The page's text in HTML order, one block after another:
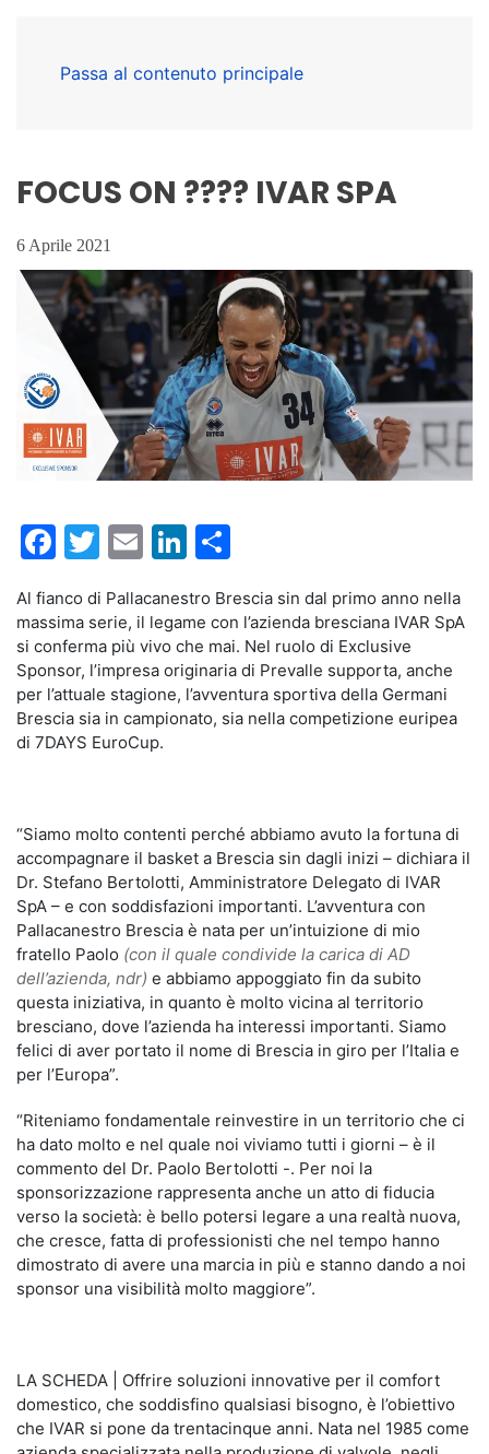
Passa al contenuto principale
FOCUS ON ???? IVAR SPA
6 Aprile 2021
Facebook
Twitter
EmailLinkedIn
Al fianco di Pallacanestro Brescia sin dal primo anno nella
massima serie, il legame con l’azienda bresciana IVAR SpA
si conferma più vivo che mai. Nel ruolo di Exclusive
Sponsor, l’impresa originaria di Prevalle supporta, anche
per l’attuale stagione, l’avventura sportiva della Germani
Brescia sia in campionato, sia nella competizione euripea
di 7DAYS EuroCup.
“Siamo molto contenti perché abbiamo avuto la fortuna di
accompagnare il basket a Brescia sin dagli inizi – dichiara il
Dr. Stefano Bertolotti, Amministratore Delegato di IVAR
SpA – e con soddisfazioni importanti. L’avventura con
Pallacanestro Brescia è nata per un’intuizione di mio
fratello Paolo (con il quale condivide la carica di AD
dell’azienda, ndr) e abbiamo appoggiato fin da subito
questa iniziativa, in quanto è molto vicina al territorio
bresciano, dove l’azienda ha interessi importanti. Siamo
felici di aver portato il nome di Brescia in giro per l’Italia e
per l’Europa”.
“Riteniamo fondamentale reinvestire in un territorio che ci
ha dato molto e nel quale noi viviamo tutti i giorni – è il
commento del Dr. Paolo Bertolotti -. Per noi la
sponsorizzazione rappresenta anche un atto di fiducia
verso la società: è bello potersi legare a una realtà nuova,
che cresce, fatta di professionisti che nel tempo hanno
dimostrato di avere una marcia in più e stanno dando a noi
sponsor una visibilità molto maggiore”.
LA SCHEDA | Offrire soluzioni innovative per il comfort
domestico, che soddisfino qualsiasi bisogno, è l’obiettivo
che IVAR si pone da trentacinque anni. Nata nel 1985 come